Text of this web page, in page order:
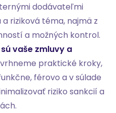
dodávateľmi
riziková téma, najmä z
a možných kontrol.
vaše zmluvy a
praktické kroky,
férovo a v súlade
riziko sankcií a